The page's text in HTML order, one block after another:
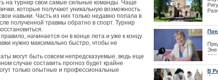
на турнир свои самые сильные команды. Чаще
которые получают уникальную возможность
навыки. Часть из них только недавно попала в
полученной травмы обратно в спорт. Турнир
начинается он в конце лета и уже к концу
нужно максимально быстро, чтобы не
могут быть совсем непредсказуемые, ведь еще
случае составить прогноз будет крайне
только опытные и профессиональные
Бюро
очереди
Эне
В